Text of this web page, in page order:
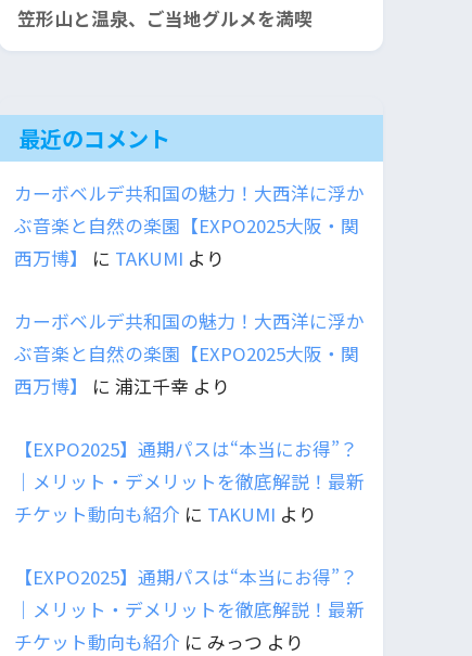
笠形山と温泉、ご当地グルメを満喫
最近のコメント
カーボベルデ共和国の魅力！大西洋に浮か
ぶ音楽と自然の楽園【EXPO2025大阪・関
西万博】
に TAKUMI より
カーボベルデ共和国の魅力！大西洋に浮か
ぶ音楽と自然の楽園【EXPO2025大阪・関
西万博】
に 浦江千幸 より
【EXPO2025】通期パスは“本当にお得”？
｜メリット・デメリットを徹底解説！最新
チケット動向も紹介 に TAKUMI より
【EXPO2025】通期パスは“本当にお得”？
｜メリット・デメリットを徹底解説！最新
チケット動向も紹介 に みっつ より